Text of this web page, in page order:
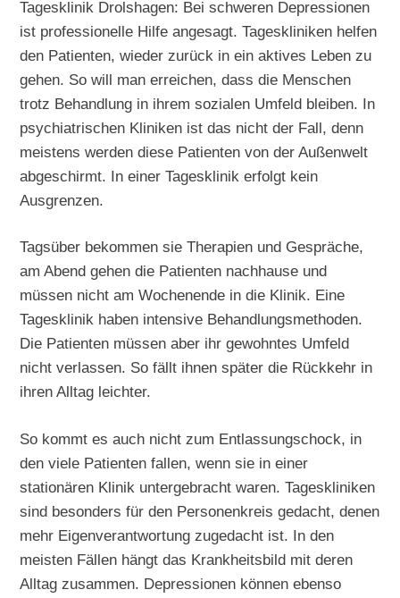
Tagesklinik Drolshagen: Bei schweren Depressionen
ist professionelle Hilfe angesagt. Tageskliniken helfen
den Patienten, wieder zurück in ein aktives Leben zu
gehen. So will man erreichen, dass die Menschen
trotz Behandlung in ihrem sozialen Umfeld bleiben. In
psychiatrischen Kliniken ist das nicht der Fall, denn
meistens werden diese Patienten von der Außenwelt
abgeschirmt. In einer Tagesklinik erfolgt kein
Ausgrenzen.
Tagsüber bekommen sie Therapien und Gespräche,
am Abend gehen die Patienten nachhause und
müssen nicht am Wochenende in die Klinik. Eine
Tagesklinik haben intensive Behandlungsmethoden.
Die Patienten müssen aber ihr gewohntes Umfeld
nicht verlassen. So fällt ihnen später die Rückkehr in
ihren Alltag leichter.
So kommt es auch nicht zum Entlassungschock, in
den viele Patienten fallen, wenn sie in einer
stationären Klinik untergebracht waren. Tageskliniken
sind besonders für den Personenkreis gedacht, denen
mehr Eigenverantwortung zugedacht ist. In den
meisten Fällen hängt das Krankheitsbild mit deren
Alltag zusammen. Depressionen können ebenso